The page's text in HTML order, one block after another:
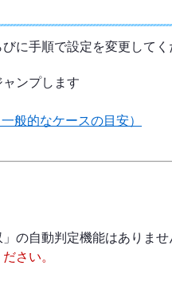
に手順で設定を変更してく
ンプします
般的なケースの目安）
の自動判定機能はありませ
さい。